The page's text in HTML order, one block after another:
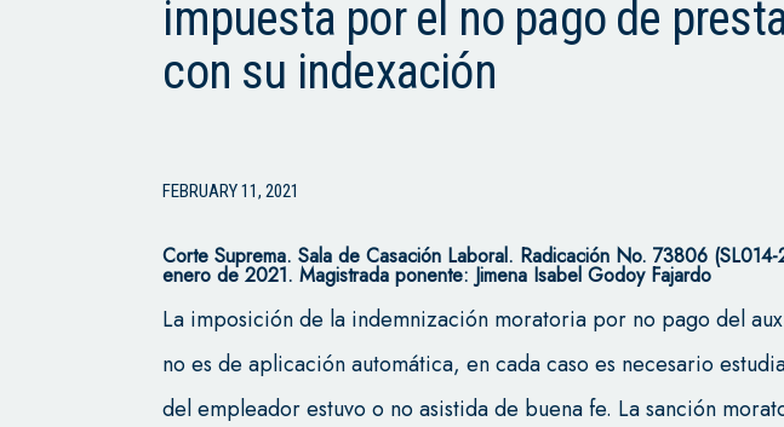
impuesta por el no pago de
con su indexación
FEBRUARY 11, 2021
Corte Suprema.Sala de Casación Laboral. Radicación No. 73806
enero de 2021. Magistrada ponente: Jimena Isabel Godoy Fajardo
La imposición de la indemnización moratoria por no pago del
no es de aplicación automática, en cada caso es necesario
del empleador estuvo o no asistida de buena fe. La sanción